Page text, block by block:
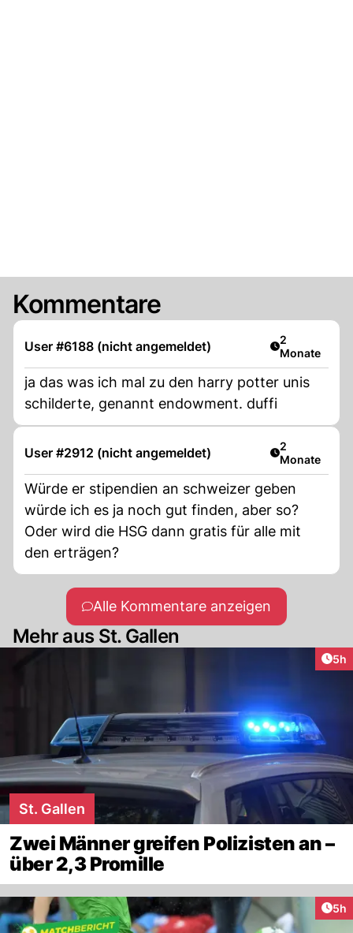
Kommentare
User #6188 (nicht angemeldet) Artikel
2
Monate
ja das was ich mal zu den harry potter unis
schilderte, genannt endowment. duffi
User #2912 (nicht angemeldet) Artikel
2
Monate
Würde er stipendien an schweizer geben
würde ich es ja noch gut finden, aber so?
Oder wird die HSG dann gratis für alle mit
den erträgen?
Alle Kommentare anzeigen
Mehr aus St. Gallen
5h
St. Gallen
Zwei Männer greifen Polizisten an –
über 2,3 Promille
5h